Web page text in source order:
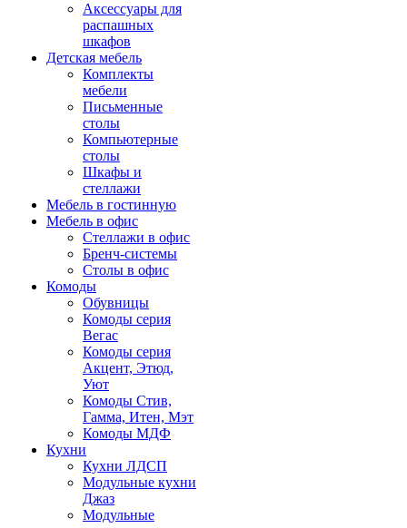
Аксессуары для
распашных
шкафов
Детская мебель
Комплекты
мебели
Письменные
столы
Компьютерные
столы
Шкафы и
стеллажи
Мебель в гостинную
Мебель в офис
Стеллажи в офис
Бренч-системы
Столы в офис
Комоды
Обувницы
Комоды серия
Вегас
Комоды серия
Акцент, Этюд,
Уют
Комоды Стив,
Гамма, Итен, Мэт
Комоды МДФ
Кухни
Кухни ЛДСП
Модульные кухни
Джаз
Модульные